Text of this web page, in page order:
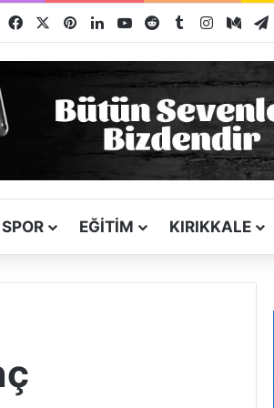
Facebook PinterestLinkedInYouTubeRedditTumblrInstagram
SPOR EĞITIM KIRIKKALE